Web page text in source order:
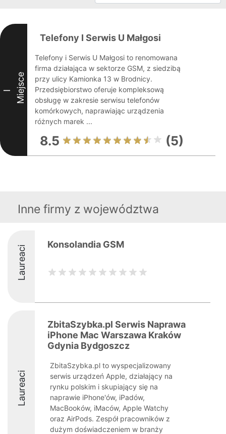
I Miejsce
Telefony I Serwis U Małgosi
Telefony i Serwis U Małgosi to renomowana
firma działająca w sektorze GSM, z siedzibą
przy ulicy Kamionka 13 w Brodnicy.
Przedsiębiorstwo oferuje kompleksową
obsługę w zakresie serwisu telefonów
komórkowych, naprawiając urządzenia
różnych marek ...
8.5 (5)
Inne firmy z województwa
Laureaci Konsolandia GSM
Laureaci
ZbitaSzybka.pl Serwis Naprawa
iPhone Mac Warszawa Kraków
Gdynia Bydgoszcz
ZbitaSzybka.pl to wyspecjalizowany
serwis urządzeń Apple, działający na
rynku polskim i skupiający się na
naprawie iPhone'ów, iPadów,
MacBooków, iMaców, Apple Watchy
oraz AirPods. Zespół pracowników z
dużym doświadczeniem w branży